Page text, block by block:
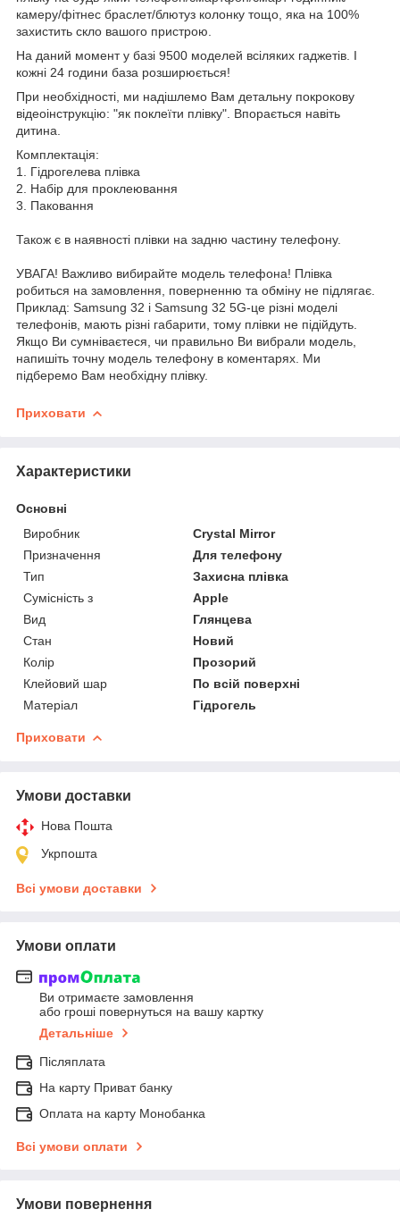
камеру/фітнес браслет/блютуз колонку тощо, яка на 100%
захистить скло вашого пристрою.
На даний момент у базі 9500 моделей всіляких гаджетів. І
кожні 24 години база розширюється!
При необхідності, ми надішлемо Вам детальну покрокову
відеоінструкцію: "як поклеїти плівку". Впорається навіть
дитина.
Комплектація:
1. Гідрогелева плівка
2. Набір для проклеювання
3. Паковання
Також є в наявності плівки на задню частину телефону.
УВАГА! Важливо вибирайте модель телефона! Плівка
робиться на замовлення, поверненню та обміну не підлягає.
Приклад: Samsung 32 і Samsung 32 5G-це різні моделі
телефонів, мають різні габарити, тому плівки не підійдуть.
Якщо Ви сумніваєтеся, чи правильно Ви вибрали модель,
напишіть точну модель телефону в коментарях. Ми
підберемо Вам необхідну плівку.
Приховати
Характеристики
Основні
Виробник
Crystal Mirror
Призначення
Для телефону
Тип
Захисна плівка
Сумісність з
Apple
Вид
Глянцева
Стан
Новий
Колір
Прозорий
Клейовий шар
По всій поверхні
Матеріал
Гідрогель
Приховати
Умови доставки
Нова Пошта
Укрпошта
Всі умови доставки
Умови оплати
Ви отримаєте замовлення
або гроші повернуться на вашу картку
Детальніше
Післяплата
На карту Приват банку
Оплата на карту Монобанка
Всі умови оплати
Умови повернення